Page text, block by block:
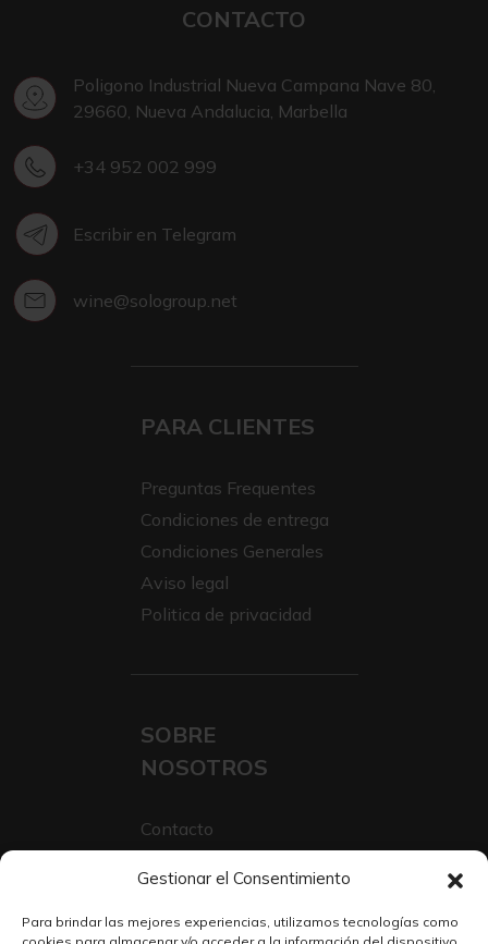
Gestionar el Consentimiento
Para brindar las mejores experiencias, utilizamos tecnologías como
CONTACTO
Poligono Industrial Nueva Campana Nave 80,
29660, Nueva Andalucia, Marbella
+34 952 002 999
Escribir en Telegram
wine@sologroup.net
PARA CLIENTES
Preguntas Frequentes
Condiciones de entrega
Condiciones Generales
Aviso legal
Politica de privacidad
SOBRE
NOSOTROS
Contacto